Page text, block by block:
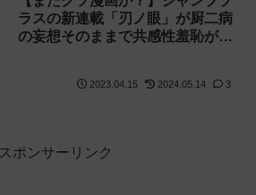
ラスの新連載「刃ノ眼」が厨二病
の妄想そのままで共感性羞恥がヤ
【黒歴史】2023.04.15 2024.05.14 3
スポンサーリンク